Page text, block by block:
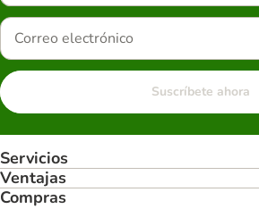
Suscríbete ahora
Servicios
Ventajas
Compras